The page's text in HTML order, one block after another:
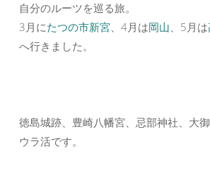
自分のルーツを巡る旅。
3月にたつの市新宮、4月は岡山、5月は
へ行きました。
徳島城跡、豊崎八幡宮、忌部神社、大
ウラ活です。